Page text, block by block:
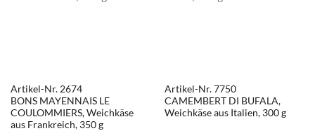
Artikel-Nr. 2674
BONS MAYENNAIS LE
COULOMMIERS, Weichkäse
aus Frankreich, 350 g
Artikel-Nr. 7750
CAMEMBERT DI BUFALA,
Weichkäse aus Italien, 300 g